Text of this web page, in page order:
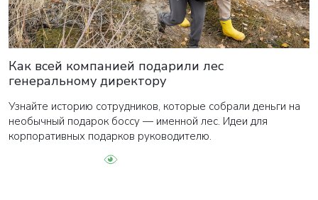
Как всей компанией подарили лес
генеральному директору
Узнайте историю сотрудников, которые собрали деньги на
необычный подарок боссу — именной лес. Идеи для
корпоративных подарков руководителю.